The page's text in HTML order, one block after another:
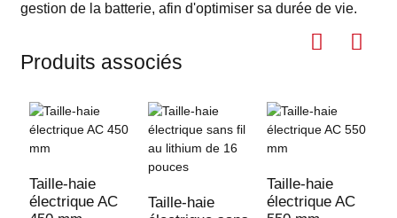
gestion de la batterie, afin d'optimiser sa durée de vie.
Produits associés
Taille-haie
électrique AC
Taille-haie
Taille-haie
électrique AC